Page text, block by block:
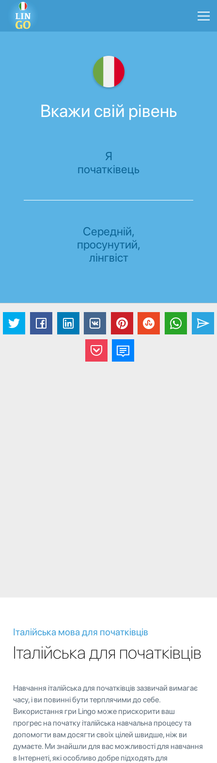
Вкажи свій рівень
Я
початківець
Середній,
просунутий,
лінгвіст
Італійська мова для початківців
Італійська для початківців
Навчання італійська для початківців зазвичай вимагає
часу, і ви повинні бути терплячими до себе.
Використання гри Lingo може прискорити ваш
прогрес на початку італійська навчальна процесу та
допомогти вам досягти своїх цілей швидше, ніж ви
думаєте. Ми знайшли для вас можливості для навчання
в Інтернеті, які особливо добре підходять для